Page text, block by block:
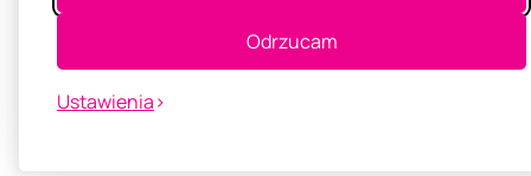
Odrzucam
Ustawienia